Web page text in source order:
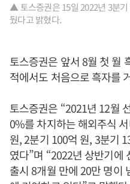
▲ 토스증권은 15일 2022년 3분기
뒀다고 밝혔다.
토스증권은 앞서 8월 첫 월
적에서도 처음으로 흑자를
토스증권은 “2021년 12월
0%를 차지하는 해외주식
원, 2분기 100억 원, 3분기
였다”며 “2022년 상반기에
출시 8개월 만에 20만 명이